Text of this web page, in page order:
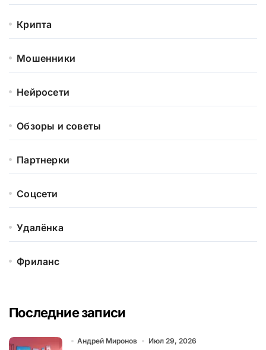
Крипта
Мошенники
Нейросети
Обзоры и советы
Партнерки
Соцсети
Удалёнка
Фриланс
Последние записи
Андрей Миронов Июл 29, 2026